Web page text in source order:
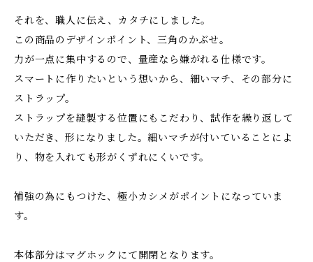
それを、職人に伝え、カタチにしました。
この商品のデザインポイント、三角のかぶせ。
力が一点に集中するので、量産なら嫌がれる仕様です。
スマートに作りたいという想いから、細いマチ、その部分に
ストラップ。
ストラップを縫製する位置にもこだわり、試作を繰り返して
いただき、形になりました。細いマチが付いていることによ
り、物を入れても形がくずれにくいです。
補強の為にもつけた、極小カシメがポイントになっていま
す。
本体部分はマグホックにて開閉となります。